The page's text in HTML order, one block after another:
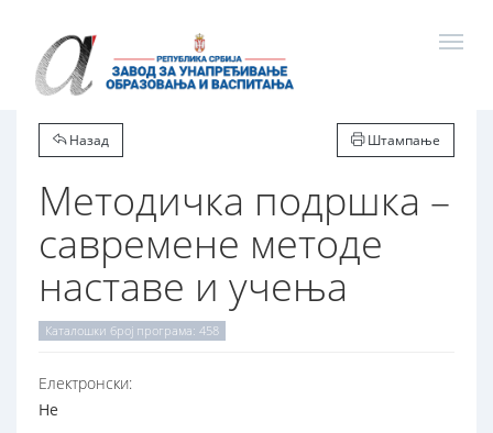
Назад Штампање
Методичка подршка –
савремене методе
наставе и учења
Каталошки број програма: 458
Електронски:
Не